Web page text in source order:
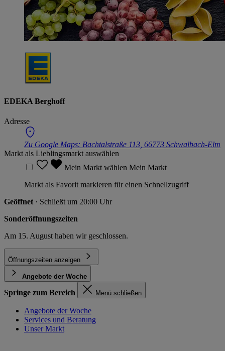
EDEKA Berghoff
Adresse
Zu Google Maps: Bachtalstraße 113, 66773 Schwalbach-Elm
Markt als Lieblingsmarkt auswählen
Mein Markt wählen Mein Markt
Markt als Favorit markieren für einen Schnellzugriff
Geöffnet · Schließt um 20:00 Uhr
Sonderöffnungszeiten
Am 15. August haben wir geschlossen.
Öffnungszeiten anzeigen
Angebote der Woche
Springe zum Bereich Menü schließen
Angebote der Woche
Services und Beratung
Unser Markt